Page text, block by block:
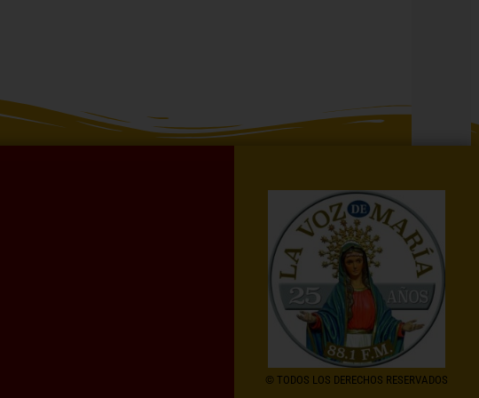
© TODOS LOS DERECHOS RESERVADOS